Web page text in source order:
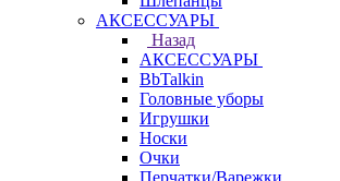
АКСЕССУАРЫ
Назад
АКСЕССУАРЫ
BbTalkin
Головные уборы
Игрушки
Носки
Очки
Перчатки/Варежки